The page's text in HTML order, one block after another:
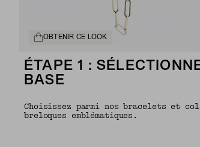
OBTENIR CE LOOK
ÉTAPE 1 :
BASE
Choisissez parmi nos bracelets et
breloques emblématiques.